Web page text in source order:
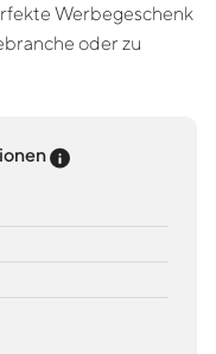
Werbegeschenk
oder zu
Preis-Tooltip